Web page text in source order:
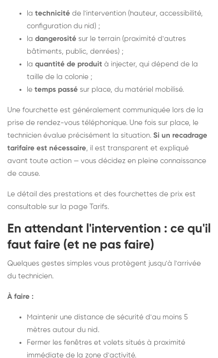
la technicité de l'intervention (hauteur, accessibilité,
configuration du nid) ;
la dangerosité sur le terrain (proximité d'autres
bâtiments, public, denrées) ;
la quantité de produit à injecter, qui dépend de la
taille de la colonie ;
le temps passé sur place, du matériel mobilisé.
Une fourchette est généralement communiquée lors de la
prise de rendez-vous téléphonique. Une fois sur place, le
technicien évalue précisément la situation. Si un recadrage
tarifaire est nécessaire, il est transparent et expliqué
avant toute action — vous décidez en pleine connaissance
de cause.
Le détail des prestations et des fourchettes de prix est
consultable sur la page Tarifs.
En attendant l'intervention : ce qu'il
faut faire (et ne pas faire)
Quelques gestes simples vous protègent jusqu'à l'arrivée
du technicien.
À faire :
Maintenir une distance de sécurité d'au moins 5
mètres autour du nid.
Fermer les fenêtres et volets situés à proximité
immédiate de la zone d'activité.